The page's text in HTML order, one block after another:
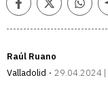
FacebookTwitter
Raúl Ruano
Valladolid
29.04.2024 |